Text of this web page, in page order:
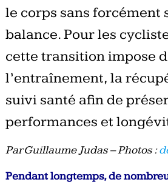
le corps sans forcément
balance. Pour les
cette transition impose
l’entraînement, la
suivi santé afin de
performances et
Par Guillaume Judas – Photos :
Pendant longtemps, de